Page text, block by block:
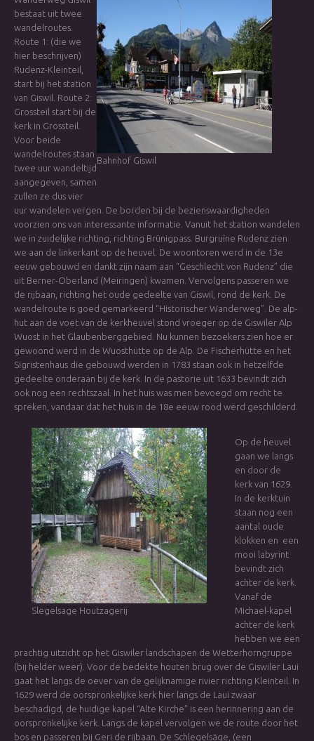
Bahnhof Giswil
bestaat uit twee
wandelroutes.
Route 1: (die we
hier beschrijven)
Rudenz-Kleinteil,
start bij het station
van Giswil. Route 2:
Grossteil start bij de
kerk in Grossteil.
Voor beide
wandelroutes staan
twee uur wandeltijd
aangegeven, samen
zullen ze dus vier
uur wandelen vergen. De borden bij de bezienswaardigheden
voorzien ons van interessante informatie. Vanuit het station wandelen
we in zuidelijke richting, richting Brünigpass. Burgruïne Rudenz zien
we aan de linkerkant op de heuvel. De woontoren werd in de 13e
eeuw gebouwd en dankt zijn naam aan “Geschlecht von Rudenz” die
uit Berner-Oberland (Meiringen) kwamen. Vervolgens passeren we
de rijbaan, richting het oude gedeelte van Giswil, rond de kerk. De
wandelroute is goed gemarkeerd “Historischer Wanderweg”. De alp-
hut aan de voet van de kerkheuvel stond vroeger op de Giswiler Alp
Wuost in het Glaubenberggebied. Nu kunnen bezoekers zien hoe er
gewoond werd in de Wuosthütte op de Alp. De Fischerhütte en het
Sigristenhaus die gebouwd werden in 1783 staan ook in hetzelfde
gedeelte onderaan bij de kerk. In de pastorie uit 1633 bevindt zich
ook nog een rechtszaal. In het huis was men bevoegd om recht te
spreken, vandaar dat het huis in de 18e eeuw rood werd geschilderd.
Slegelsage Houtzagerij
Op de heuvel
gaan we langs
en door de
kerk van 1629.
In de kerktuin
staan nog een
aantal oude
klokken en een
mooi labyrint
bevindt zich
achter de kerk.
Vanaf de
Michael-kapel
achter de kerk
hebben we een
prachtig uitzicht op het Giswiler landschapen de Wetterhorngruppe
(bij helder weer). Voor de bedekte houten brug over de Giswiler Laui
gaat het langs de oever van de gelijknamige rivier richting Kleinteil. In
1629 werd de oorspronkelijke kerk hier langs de Laui zwaar
beschadigd, de huidige kapel “Alte Kirche” is een herinnering aan de
oorspronkelijke kerk. Langs de kapel vervolgen we de route door het
bos en passeren bij Geri de rijbaan. De Schlegelsäge, (een